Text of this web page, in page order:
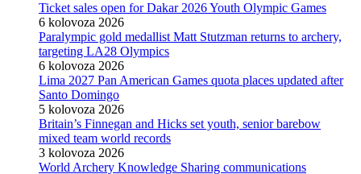
Ticket sales open for Dakar 2026 Youth Olympic Games
6 kolovoza 2026
Paralympic gold medallist Matt Stutzman returns to archery,
targeting LA28 Olympics
6 kolovoza 2026
Lima 2027 Pan American Games quota places updated after
Santo Domingo
5 kolovoza 2026
Britain’s Finnegan and Hicks set youth, senior barebow
mixed team world records
3 kolovoza 2026
World Archery Knowledge Sharing communications